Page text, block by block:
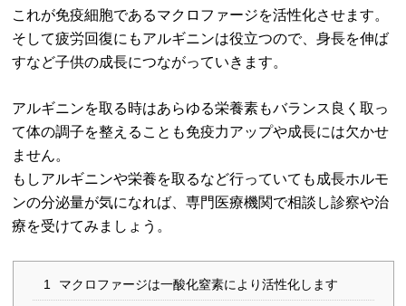
これが免疫細胞であるマクロファージを活性化させます。
そして疲労回復にもアルギニンは役立つので、身長を伸ば
すなど子供の成長につながっていきます。
アルギニンを取る時はあらゆる栄養素もバランス良く取っ
て体の調子を整えることも免疫力アップや成長には欠かせ
ません。
もしアルギニンや栄養を取るなど行っていても成長ホルモ
ンの分泌量が気になれば、専門医療機関で相談し診察や治
療を受けてみましょう。
1 マクロファージは一酸化窒素により活性化します